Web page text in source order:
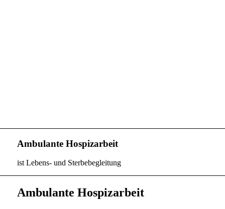
Ambulante Hospizarbeit
ist Lebens- und Sterbebegleitung
Ambulante Hospizarbeit